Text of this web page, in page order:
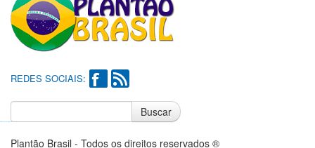
REDES SOCIAIS:
Buscar
Plantão Brasil - Todos os direitos reservados ®